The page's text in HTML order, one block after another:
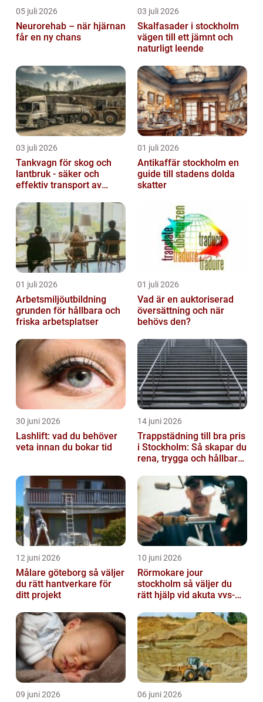
05 juli 2026
Neurorehab – när hjärnan
får en ny chans
03 juli 2026
Skalfasader i stockholm
vägen till ett jämnt och
naturligt leende
03 juli 2026
Tankvagn för skog och
lantbruk - säker och
effektiv transport av
01 juli 2026
Antikaffär stockholm en
guide till stadens dolda
skatter
01 juli 2026
Arbetsmiljöutbildning
grunden för hållbara och
friska arbetsplatser
01 juli 2026
Vad är en auktoriserad
översättning och när
behövs den?
30 juni 2026
Lashlift: vad du behöver
veta innan du bokar tid
14 juni 2026
Trappstädning till bra pris
i Stockholm: Så skapar du
rena, trygga och hållbara
12 juni 2026
Målare göteborg så väljer
du rätt hantverkare för
ditt projekt
10 juni 2026
Rörmokare jour
stockholm så väljer du
rätt hjälp vid akuta vvs-
09 juni 2026 06 juni 2026